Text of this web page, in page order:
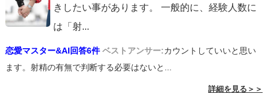
きしたい事があります。 一般的に、経験人数に
は「射...
恋愛マスター&AI回答6件 ベストアンサー:カウントしていいと思い
ます。射精の有無で判断する必要はないと...
詳細を見る＞＞